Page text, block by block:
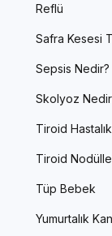
Reflü
Safra Kesesi
Sepsis Nedir?
Skolyoz
Tiroid
Tiroid
Tüp Bebek
Yumurtalık